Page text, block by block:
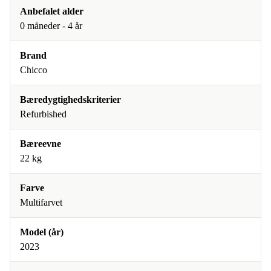
Anbefalet alder
0 måneder - 4 år
Brand
Chicco
Bæredygtighedskriterier
Refurbished
Bæreevne
22 kg
Farve
Multifarvet
Model (år)
2023